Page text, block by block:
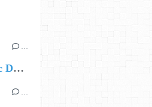
…
Célébrez "Les Olympiques" avec DVTR !
…